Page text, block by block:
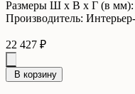
Размеры Ш x В x Г (в мм):
Производитель:
22 427 ₽
В корзину